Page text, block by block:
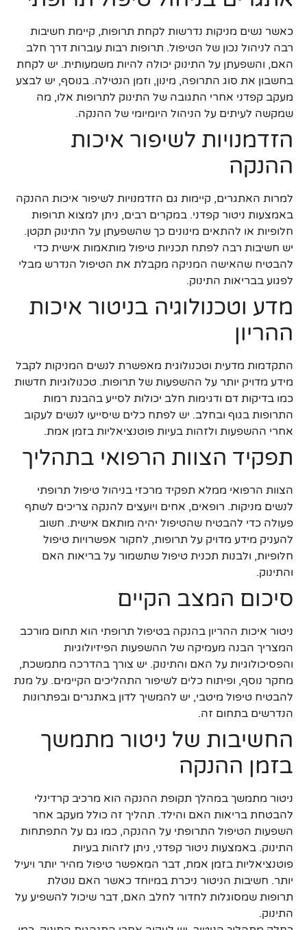
כאשר נשים מניקות נדרשות לקחת תרופות, קיימת חשיבות
רבה לניהול נכון של הטיפול. תרופות רבות עוברות דרך חלב
האם, והשפעתן על התינוק יכולה להיות משמעותית. יש לקחת
בחשבון את סוג התרופה, מינון, וזמן הנטילה. בנוסף, יש לבצע
מעקב קפדני אחרי התגובה של התינוק לתרופות אלו, מה
שמקשה לעיתים על הניהול היומיומי של ההנקה.
הזדמנויות לשיפור איכות
ההנקה
למרות האתגרים, קיימות גם הזדמנויות לשיפור איכות ההנקה
באמצעות ניטור קפדני. במקרים רבים, ניתן למצוא תרופות
חלופיות או להתאים מינונים כך שהשפעתן על התינוק תקטן.
יש חשיבות רבה לפתח תכניות טיפול מותאמות אישית כדי
להבטיח שהאישה המניקה מקבלת את הטיפול הנדרש מבלי
לפגוע בבריאות התינוק.
מדע וטכנולוגיה בניטור איכות
ההריון
התקדמות מדעית וטכנולוגית מאפשרת לנשים המניקות לקבל
מידע מדויק יותר על ההשפעות של תרופות. טכנולוגיות חדשות
כמו בדיקות דם ודגימות חלב יכולות לסייע בהבנת רמות
התרופות בגוף ובחלב. יש לפתח כלים שיסייעו לנשים לעקוב
אחרי ההשפעות ולזהות בעיות פוטנציאליות בזמן אמת.
תפקיד הצוות הרפואי בתהליך
הצוות הרפואי ממלא תפקיד מרכזי בניהול טיפול תרופתי
לנשים מניקות. רופאים, אחים ויועצים להנקה צריכים לשתף
פעולה כדי להבטיח שהטיפול יהיה מותאם אישית. חשוב
להעניק מידע מדויק על תרופות, לחקור אפשרויות טיפול
חלופיות, ולבנות תכנית טיפול שתשמור על בריאות האם
והתינוק.
סיכום המצב הקיים
ניטור איכות ההריון בהנקה בטיפול תרופתי הוא תחום מורכב
המצריך הבנה מעמיקה של ההשפעות הפיזיולוגיות
והפסיכולוגיות על האם והתינוק. יש צורך בהדרכה מתמשכת,
מחקר נוסף, ופיתוח כלים לשיפור התהליכים הקיימים. על מנת
להבטיח טיפול מיטבי, יש להמשיך לדון באתגרים ובפתרונות
הנדרשים בתחום זה.
החשיבות של ניטור מתמשך
בזמן ההנקה
ניטור מתמשך במהלך תקופת ההנקה הוא מרכיב קרדינלי
להבטחת בריאות האם והילד. תהליך זה כולל מעקב אחר
השפעות הטיפול התרופתי על ההנקה, כמו גם על התפתחות
התינוק. באמצעות ניטור קפדני, ניתן לזהות בעיות
פוטנציאליות בזמן אמת, דבר המאפשר טיפול מהיר יותר ויעיל
יותר. חשיבות הניטור ניכרת במיוחד כאשר האם נוטלת
תרופות שמסוגלות לחדור לחלב האם, דבר שיכול להשפיע על
התינוק.